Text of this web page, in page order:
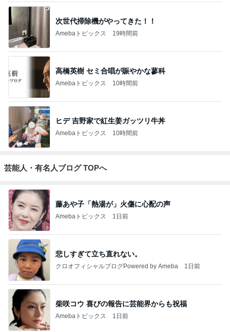
次世代掃除機がやってきた！！
Amebaトピックス 19時間前
高橋英樹 セミ合唱が賑やかな蓼科
Amebaトピックス 10時間前
ヒデ 吉野家で紅生姜ガッツリ牛丼
Amebaトピックス 10時間前
芸能人・有名人ブログ TOPへ
藤あや子「熱湯が」火傷に心配の声
Amebaトピックス 1日前
悲しすぎて立ち直れない。
クロオフィシャルブログPowered by Ameba 1日前
柴咲コウ 喜びの報告に芸能界からも祝福
Amebaトピックス 1日前